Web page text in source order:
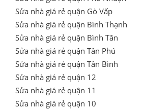
Sửa nhà giá rẻ quận Gò Vấp
Sửa nhà giá rẻ quận Bình Thạnh
Sửa nhà giá rẻ quận Bình Tân
Sửa nhà giá rẻ quận Tân Phú
Sửa nhà giá rẻ quận Tân Bình
Sửa nhà giá rẻ quận 12
Sửa nhà giá rẻ quận 11
Sửa nhà giá rẻ quận 10